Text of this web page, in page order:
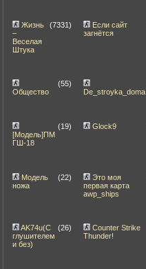
Жизнь
–
Веселая
Штука
(7331)
Если сайт
загнётся
Общество
(55)
De_stroyka_doma
[Модель]ПМ
ГШ-18
(19) Glock9
Модель
ножа
(22)
Это моя
первая карта
awp_ships
AK74u(С
глушителем
и без)
(26)
Counter Strike
Thunder!